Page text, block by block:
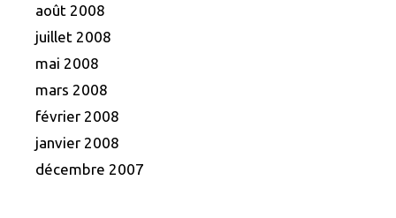
août 2008
juillet 2008
mai 2008
mars 2008
février 2008
janvier 2008
décembre 2007